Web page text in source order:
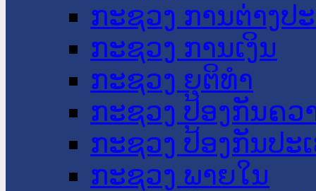
ກະຊວງ ການຕ່າງປ
ກະຊວງ ການເງິນ
ກະຊວງ ຍຸຕິທໍາ
ກະຊວງ ປ້ອງກັນຄວ
ກະຊວງ ປ້ອງກັນປະ
ກະຊວງ ພາຍໃນ